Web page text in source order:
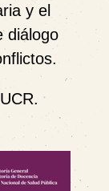
y el
diálogo